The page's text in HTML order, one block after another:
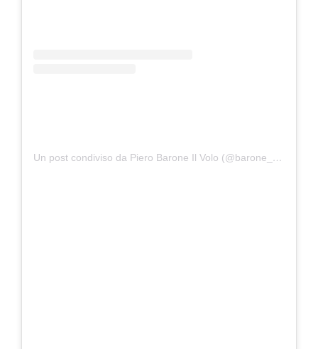
Un post condiviso da Piero Barone Il Volo (@barone_piero)